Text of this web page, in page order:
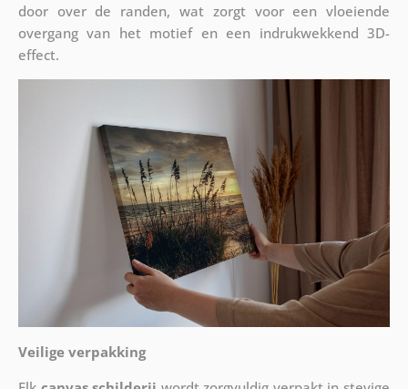
door over de randen, wat zorgt voor een vloeiende
overgang van het motief en een indrukwekkend 3D-
effect.
Veilige verpakking